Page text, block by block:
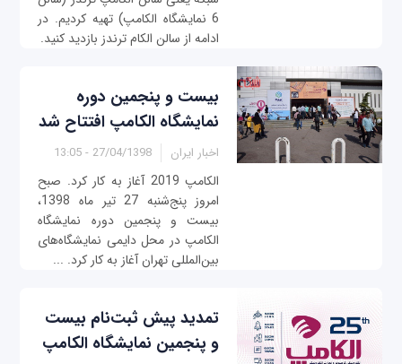
6 نمایشگاه الکامپ) تهیه کردیم. در
ادامه از سالن الکام ترندز بازدید کنید.
بیست و پنجمین دوره
نمایشگاه الکامپ افتتاح شد
اخبار ایران 27/04/1398 - 13:05
الکامپ 2019 آغاز به کار کرد. صبح
امروز پنج‌شنبه 27 تیر ماه 1398،
بیست و پنجمین دوره نمایشگاه
الکامپ در محل دایمی نمایشگاه‌های
بین‌المللی تهران آغاز به کار کرد. ...
تمدید پیش ثبت‌نام بیست
و پنجمین نمایشگاه الکامپ